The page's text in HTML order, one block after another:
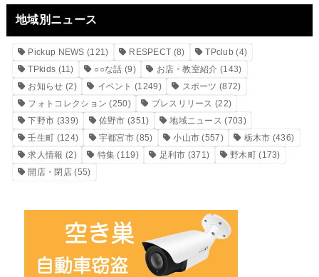
地域別ニュース
Pickup NEWS (121) RESPECT (8) TPclub (4)
TPkids (11) ○○な話 (9) お店・教室紹介 (143)
お知らせ (2) イベント (1249) スポーツ (872)
フォトコレクション (250) プレスリリース (22)
下野市 (339) 佐野市 (351) 地域ニュース (703)
壬生町 (124) 宇都宮市 (85) 小山市 (557) 栃木市 (436)
求人情報 (2) 特集 (119) 足利市 (371) 野木町(173)
開店・閉店(55)